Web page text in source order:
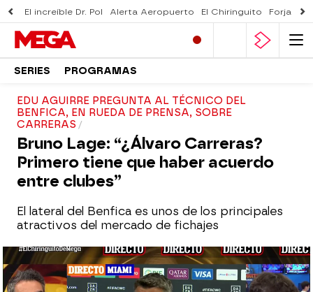
El increíble Dr. Pol Alerta Aeropuerto El Chiringuito Forjado
SERIES PROGRAMAS
EDU AGUIRRE PREGUNTA AL TÉCNICO DEL
BENFICA, EN RUEDA DE PRENSA, SOBRE
CARRERAS
Bruno Lage: “¿Álvaro Carreras?
Primero tiene que haber acuerdo
entre clubes”
El lateral del Benfica es unos de los principales
atractivos del mercado de fichajes